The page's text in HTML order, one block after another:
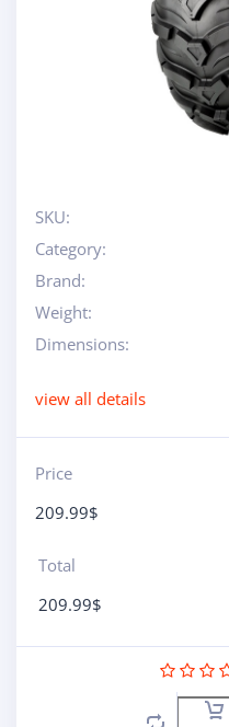
SKU:
Category:
Brand:
Weight:
Dimensions:
view all details
Price
209.99$
Total
209.99$